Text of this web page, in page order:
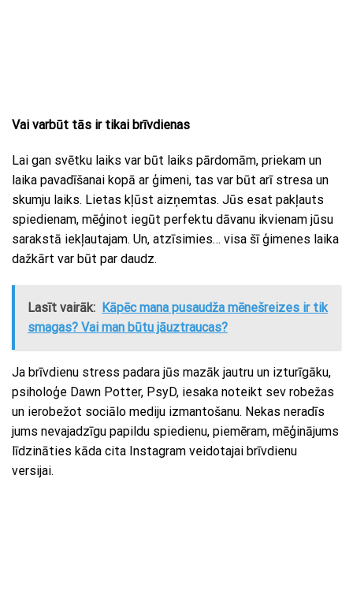
Vai varbūt tās ir tikai brīvdienas
Lai gan svētku laiks var būt laiks pārdomām, priekam un
laika pavadīšanai kopā ar ģimeni, tas var būt arī stresa un
skumju laiks. Lietas kļūst aizņemtas. Jūs esat pakļauts
spiedienam, mēģinot iegūt perfektu dāvanu ikvienam jūsu
sarakstā iekļautajam. Un, atzīsimies… visa šī ģimenes laika
dažkārt var būt par daudz.
Lasīt vairāk: Kāpēc mana pusaudža mēnešreizes ir tik
smagas? Vai man būtu jāuztraucas?
Ja brīvdienu stress padara jūs mazāk jautru un izturīgāku,
psiholoģe Dawn Potter, PsyD, iesaka noteikt sev robežas
un ierobežot sociālo mediju izmantošanu. Nekas neradīs
jums nevajadzīgu papildu spiedienu, piemēram, mēģinājums
līdzināties kāda cita Instagram veidotajai brīvdienu
versijai.